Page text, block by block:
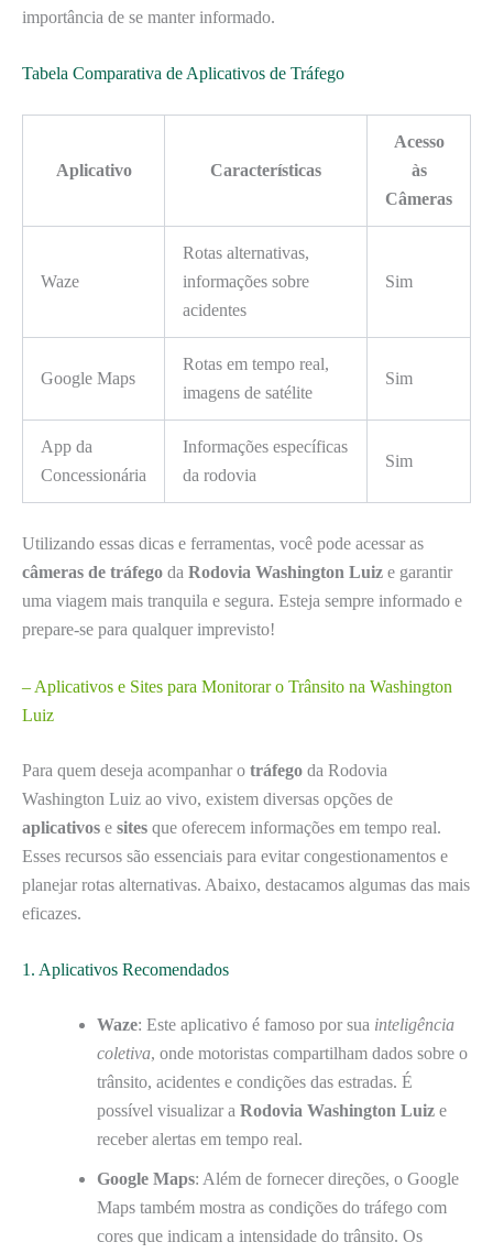
importância de se manter informado.
Tabela Comparativa de Aplicativos de Tráfego
Aplicativo Características
Acesso
às
Câmeras
Waze
Rotas alternativas,
informações sobre
acidentes
Sim
Google Maps
Rotas em tempo real,
imagens de satélite
Sim
App da
Concessionária
Informações específicas
da rodovia
Sim
Utilizando essas dicas e ferramentas, você pode acessar as
câmeras de tráfego da Rodovia Washington Luiz e garantir
uma viagem mais tranquila e segura. Esteja sempre informado e
prepare-se para qualquer imprevisto!
– Aplicativos e Sites para Monitorar o Trânsito na Washington
Luiz
Para quem deseja acompanhar o tráfego da Rodovia
Washington Luiz ao vivo, existem diversas opções de
aplicativos e sites que oferecem informações em tempo real.
Esses recursos são essenciais para evitar congestionamentos e
planejar rotas alternativas. Abaixo, destacamos algumas das mais
eficazes.
1. Aplicativos Recomendados
Waze: Este aplicativo é famoso por sua inteligência
coletiva, onde motoristas compartilham dados sobre o
trânsito, acidentes e condições das estradas. É
possível visualizar a Rodovia Washington Luiz e
receber alertas em tempo real.
Google Maps: Além de fornecer direções, o Google
Maps também mostra as condições do tráfego com
cores que indicam a intensidade do trânsito. Os